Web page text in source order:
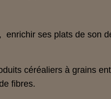
enrichir ses plats de son
céréaliers à grains
fibres.